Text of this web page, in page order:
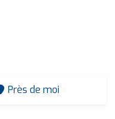
Près de moi